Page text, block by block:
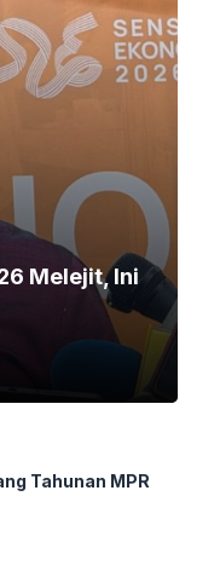
Melejit, Ini
Tahunan MPR